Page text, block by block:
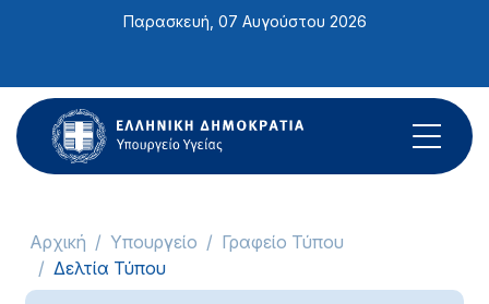
ιστότοπος
περιλαμβάνει
ένα
σύστημα
Παρασκευή, 07 Αυγούστου 2026
Αρχική Υπουργείο
Γραφείο Τύπου
Δελτία Τύπου